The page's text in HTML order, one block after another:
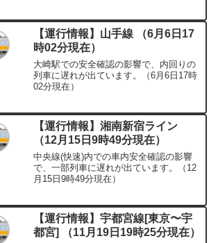
【運行情報】山手線 （6月6日17
時02分現在）
大崎駅での安全確認の影響で、内回りの
列車に遅れが出ています。（6月6日17時
02分現在）
【運行情報】湘南新宿ライン
（12月15日9時49分現在）
中央線(快速)内での車内安全確認の影響
で、一部列車に遅れが出ています。（12
月15日9時49分現在）
【運行情報】宇都宮線[東京〜宇
都宮] （11月19日19時25分現在）